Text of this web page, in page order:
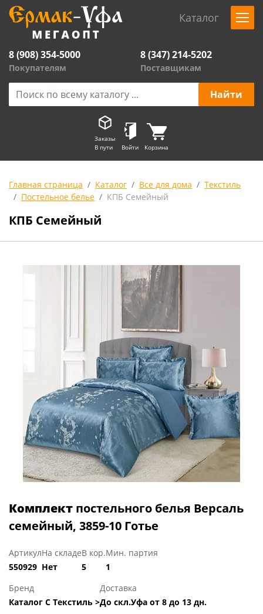
Каталог
8 (908) 354-5000
Покупателям
8 (347) 214-5202
Поставщикам
Заказы
В пути
Войти Корзина
Главная страница Каталог Все для дома
Текстиль
Постельное белье
КПБ Семейный
КПБ Семейный
Комплект постельного белья Версаль
семейный, 3859-10 Готье
Артикул
550929
На складе
Нет
В кор.
5
Мин. партия
1
Бренд
Каталог С Текстиль >
Доставка
До скл.Уфа от 8 до 13 дн.